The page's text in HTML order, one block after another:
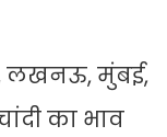
लखनऊ, मुंबई,
का भाव